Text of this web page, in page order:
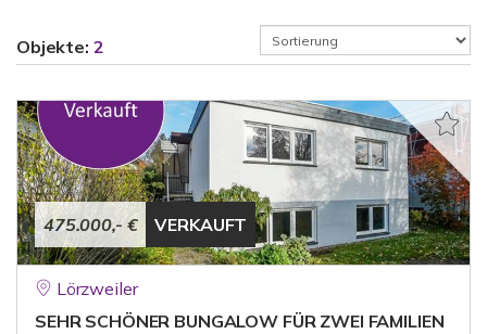
Objekte: 2
475.000,- € VERKAUFT
Lörzweiler
SEHR SCHÖNER BUNGALOW FÜR ZWEI FAMILIEN